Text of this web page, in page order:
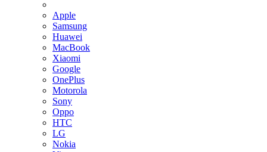
Apple
Samsung
Huawei
MacBook
Xiaomi
Google
OnePlus
Motorola
Sony
Oppo
HTC
LG
Nokia